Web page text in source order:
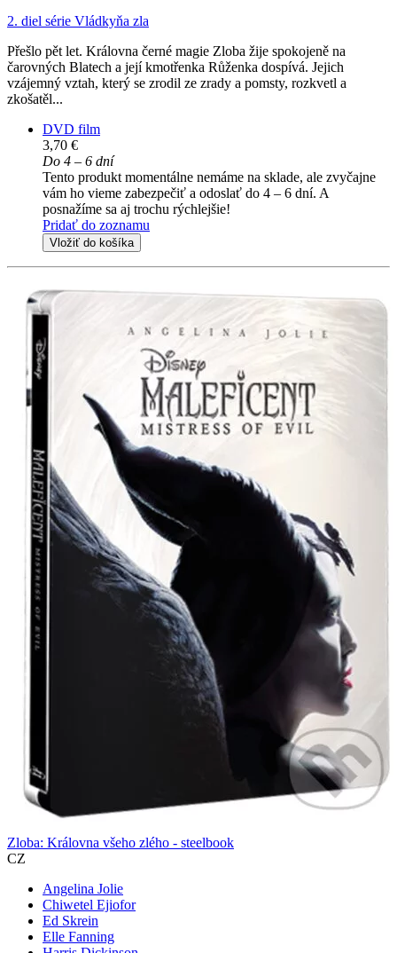
2. diel série Vládkyňa zla
Přešlo pět let. Královna černé magie Zloba žije spokojeně na
čarovných Blatech a její kmotřenka Růženka dospívá. Jejich
vzájemný vztah, který se zrodil ze zrady a pomsty, rozkvetl a
zkošatěl...
DVD film
3,70 €
Do 4 – 6 dní
Tento produkt momentálne nemáme na sklade, ale zvyčajne
vám ho vieme zabezpečiť a odoslať do 4 – 6 dní. A
posnažíme sa aj trochu rýchlejšie!
Pridať do zoznamu
Vložiť do košíka
Zloba: Královna všeho zlého - steelbook
CZ
Angelina Jolie
Chiwetel Ejiofor
Ed Skrein
Elle Fanning